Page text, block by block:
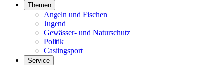
Themen
Angeln und Fischen
Jugend
Gewässer- und Naturschutz
Politik
Castingsport
Service